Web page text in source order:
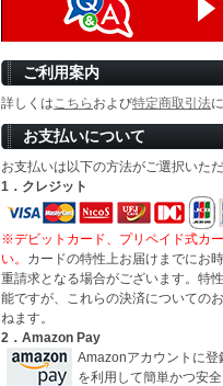
ご利用案内
詳しくはこちら および特定商取引法
お支払いについて
お支払いは以下の方法がご選択いただ
1．クレジット
※デビットカード、プリペイド式カ
い。 カードの特性上お届けまでにお
重請求となる場合がございます。特
能ですが、これらの決済についての
ねます。
2．Amazon Pay
Amazonアカウントに
を利用して簡単かつ安